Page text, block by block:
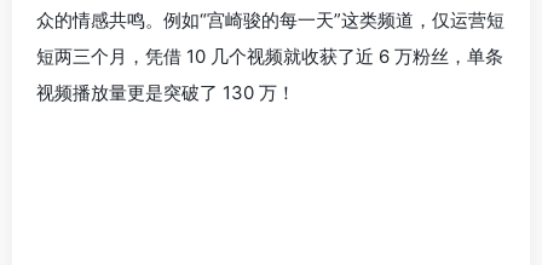
众的情感共鸣。例如“宫崎骏的每一天”这类频道，仅运营短
短两三个月，凭借 10 几个视频就收获了近 6 万粉丝，单条
视频播放量更是突破了 130 万！